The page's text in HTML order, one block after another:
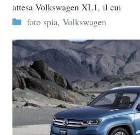
attesa Volkswagen XL1, il cui
Categorie
foto spia, Volkswagen